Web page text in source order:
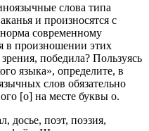
слова типа
и произносятся с
современному
в произношении этих
победила? Пользуясь
языка», определите, в
слов обязательно
[о] на месте буквы о.
досье, поэт, поэзия,